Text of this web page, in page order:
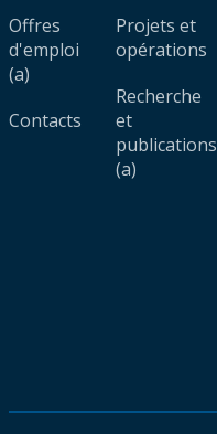
Offres
d'emploi
(a)
Contacts
Projets et
opérations
Recherche
et
publications
(a)